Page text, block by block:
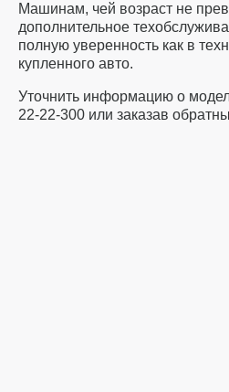
Машинам, чей возраст не
дополнительное
полную уверенность как в
купленного авто.
Уточнить информацию о
22-22-300 или заказав